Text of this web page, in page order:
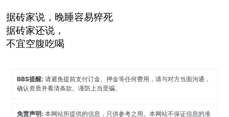
据砖家说，晚睡容易猝死
据砖家还说，
不宜空腹吃喝
BBS提醒:请避免提前支付订金、押金等任何费用，请与对方当面沟通，
确认资质并看清条款。谨防上当受骗。
免责声明:本网站所提供的信息，只供参考之用。本网站不保证信息的准